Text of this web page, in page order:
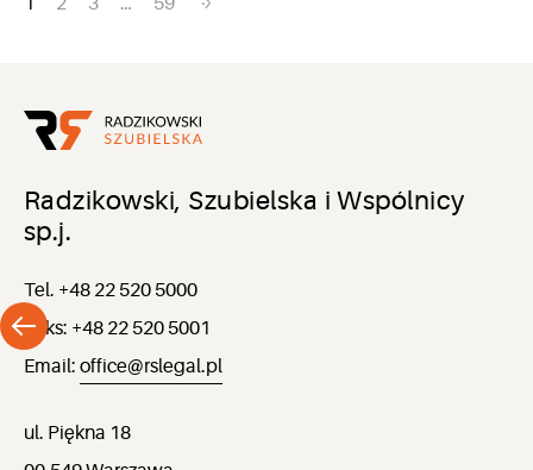
Nawigacja
Radzikowski, Szubielska i Wspólnicy
sp.j.
Tel. +48 22 520 5000
Faks: +48 22 520 5001
Email: office@rslegal.pl
ul. Piękna 18